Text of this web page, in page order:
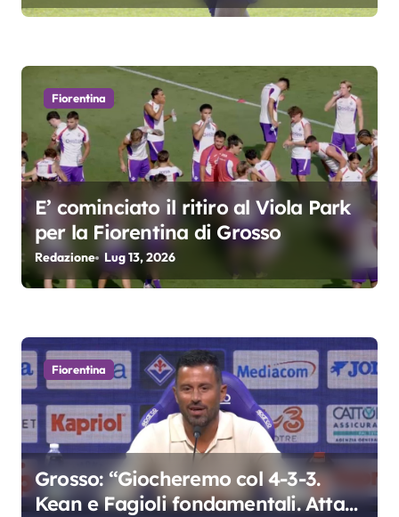
i
o
l
i
Fiorentina
E’ cominciato il ritiro al Viola Park
per la Fiorentina di Grosso
Redazione Lug 13, 2026
Fiorentina
Grosso: “Giocheremo col 4-3-3.
Kean e Fagioli fondamentali. Atta